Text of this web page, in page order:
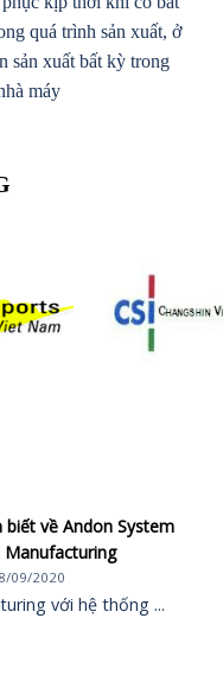
quá trình sản xuất, ở
sản xuất bất kỳ trong
máy
biết về Andon System
Manufacturing
09/2020
với hệ thống ...